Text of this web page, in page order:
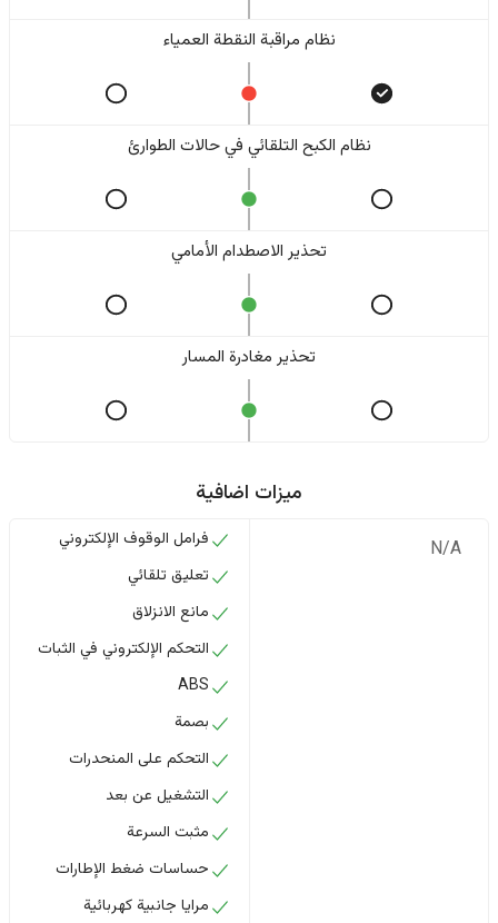
نظام مراقبة النقطة العمياء
نظام الكبح التلقائي في حالات الطوارئ
تحذير الاصطدام الأمامي
تحذير مغادرة المسار
ميزات اضافية
N/A
فرامل الوقوف الإلكتروني
تعليق تلقائي
مانع الانزلاق
التحكم الإلكتروني في الثبات
ABS
بصمة
التحكم على المنحدرات
التشغيل عن بعد
مثبت السرعة
حساسات ضغط الإطارات
مرايا جانبية كهربائية